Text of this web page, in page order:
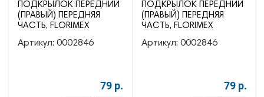
ПОДКРЫЛОК ПЕРЕДНИЙ
(ПРАВЫЙ) ПЕРЕДНЯЯ
ЧАСТЬ, FLORIMEX
Артикул: 0002846
79 р.
ПОДКРЫЛОК ПЕРЕДНИЙ
(ПРАВЫЙ) ПЕРЕДНЯЯ
ЧАСТЬ, FLORIMEX
Артикул: 0002846
79 р.